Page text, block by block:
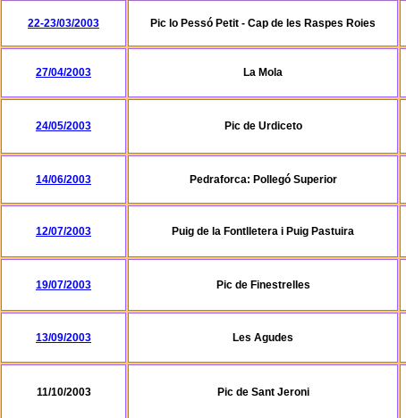
22-23/03/2003 Pic lo Pessó Petit - Cap de les Raspes Roies
27/04/2003 La Mola
24/05/2003 Pic de Urdiceto
14/06/2003 Pedraforca: Pollegó Superior
12/07/2003 Puig de la Fontlletera i Puig Pastuira
19/07/2003 Pic de Finestrelles
13/09/2003 Les Agudes
11/10/2003 Pic de Sant Jeroni